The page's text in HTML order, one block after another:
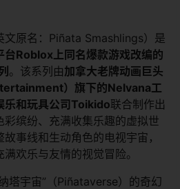
文原名：Piñata Smashlings）是
台Roblox上同名爆款游戏改编的
。该系列由加拿大老牌动画巨头
）旗下的Nelvana工
乐和玩具公司Toikido联合制作出
缤纷、充满收集乐趣的虚拟世
事线和生动角色的电视宇宙，
欢乐与友情的视觉冒险。
塔宇宙”（Piñataverse）的奇幻